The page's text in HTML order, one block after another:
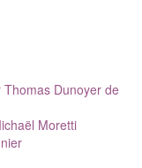
Thomas Dunoyer de
Moretti